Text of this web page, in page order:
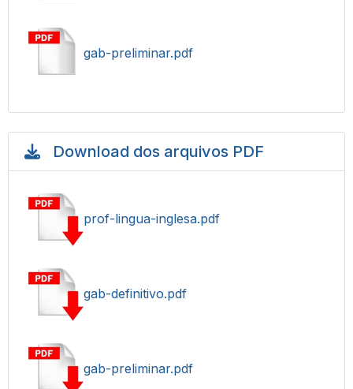
gab-preliminar.pdf
Download dos arquivos PDF
prof-lingua-inglesa.pdf
gab-definitivo.pdf
gab-preliminar.pdf